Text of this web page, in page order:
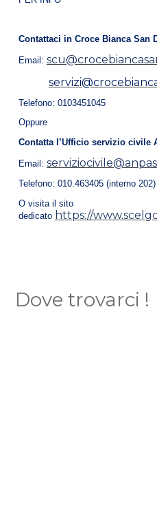
Contattaci in Croce Bianca San
Email:
Telefono: 0103451045
Oppure
Contatta l’Ufficio servizio civile
Email:
Telefono: 010.463405 (interno 202)
O visita il sito
dedicato https://
Dove trovarci !